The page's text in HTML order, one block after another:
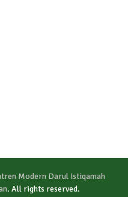
Modern Darul Istiqamah
. All rights reserved.